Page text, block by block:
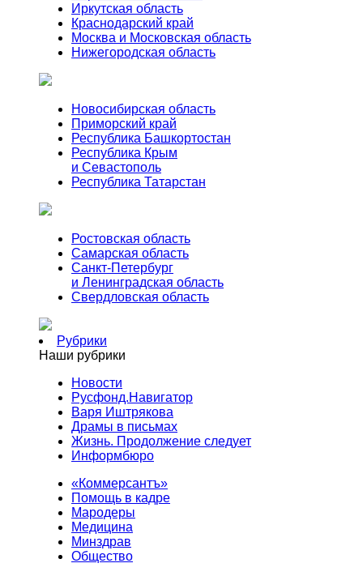
Иркутская область
Краснодарский край
Москва и Московская область
Нижегородская область
Новосибирская область
Приморский край
Республика Башкортостан
Республика Крым
и Севастополь
Республика Татарстан
Ростовская область
Самарская область
Санкт-Петербург
и Ленинградская область
Свердловская область
Рубрики
Наши рубрики
Новости
Русфонд.Навигатор
Варя Иштрякова
Драмы в письмах
Жизнь. Продолжение следует
Информбюро
«Коммерсантъ»
Помощь в кадре
Мародеры
Медицина
Минздрав
Общество